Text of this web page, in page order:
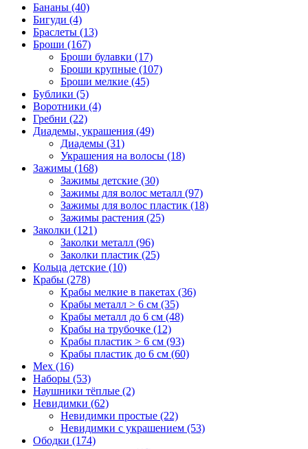
Бананы (40)
Бигуди (4)
Браслеты (13)
Броши (167)
Броши булавки (17)
Броши крупные (107)
Броши мелкие (45)
Бублики (5)
Воротники (4)
Гребни (22)
Диадемы, украшения (49)
Диадемы (31)
Украшения на волосы (18)
Зажимы (168)
Зажимы детские (30)
Зажимы для волос металл (97)
Зажимы для волос пластик (18)
Зажимы растения (25)
Заколки (121)
Заколки металл (96)
Заколки пластик (25)
Кольца детские (10)
Крабы (278)
Крабы мелкие в пакетах (36)
Крабы металл > 6 см (35)
Крабы металл до 6 см (48)
Крабы на трубочке (12)
Крабы пластик > 6 см (93)
Крабы пластик до 6 см (60)
Мех (16)
Наборы (53)
Наушники тёплые (2)
Невидимки (62)
Невидимки простые (22)
Невидимки с украшением (53)
Ободки (174)